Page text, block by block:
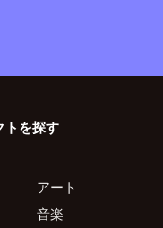
トを探す
アート
音楽